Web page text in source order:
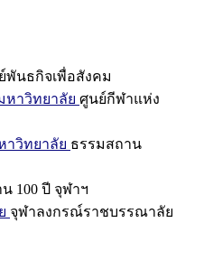
พันธกิจเพื่อสังคม
าวิทยาลัย ศูนย์กีฬาแห่ง
วิทยาลัย ธรรมสถาน
100 ปี จุฬาฯ
จุฬาลงกรณ์ราชบรรณาลัย